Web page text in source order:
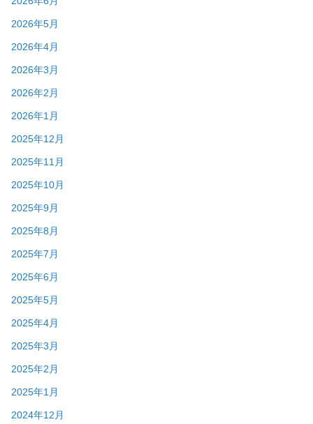
2026年5月
2026年4月
2026年3月
2026年2月
2026年1月
2025年12月
2025年11月
2025年10月
2025年9月
2025年8月
2025年7月
2025年6月
2025年5月
2025年4月
2025年3月
2025年2月
2025年1月
2024年12月